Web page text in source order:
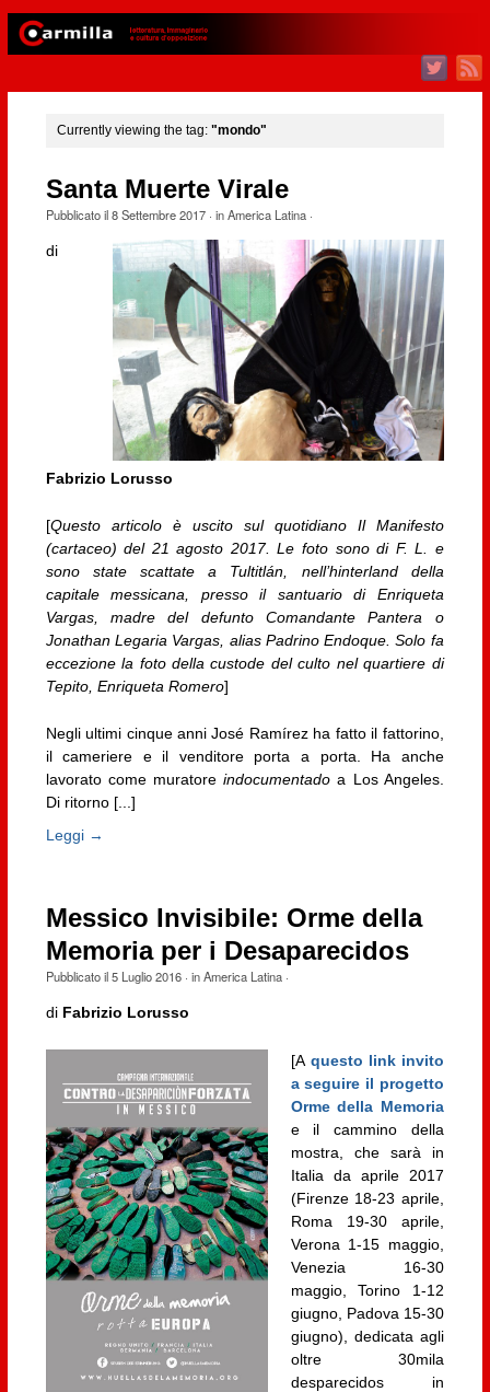
Currently viewing the tag: "mondo"
Santa Muerte Virale
Pubblicato il8 Settembre 2017· inAmerica Latina·
di
Fabrizio Lorusso
[Questo articolo è uscito sul quotidiano Il Manifesto
(cartaceo) del 21 agosto 2017. Le foto sono di F. L. e
sono state scattate a Tultitlán, nell’hinterland della
capitale messicana, presso il santuario di Enriqueta
Vargas, madre del defunto Comandante Pantera o
Jonathan Legaria Vargas, alias Padrino Endoque. Solo fa
eccezione la foto della custode del culto nel quartiere di
Tepito, Enriqueta Romero]
Negli ultimi cinque anni José Ramírez ha fatto il fattorino,
il cameriere e il venditore porta a porta. Ha anche
lavorato come muratoreindocumentado a Los Angeles.
Di ritorno [...]
Leggi →
Messico Invisibile: Orme della
Memoria per i Desaparecidos
Pubblicato il5 Luglio 2016· inAmerica Latina·
di Fabrizio Lorusso
[Aquesto link invito
a seguire il progetto
Orme della Memoria
e il cammino della
mostra, che sarà in
Italia da aprile 2017
(Firenze 18-23 aprile,
Roma 19-30 aprile,
Verona 1-15 maggio,
Venezia 16-30
maggio, Torino 1-12
giugno, Padova 15-30
giugno), dedicata agli
oltre 30mila
desparecidos in